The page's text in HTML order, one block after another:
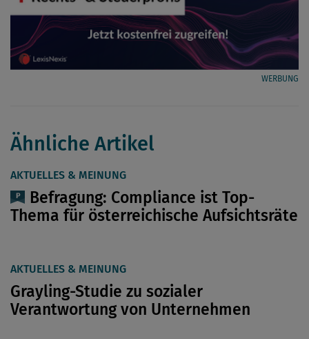
WERBUNG
Ähnliche Artikel
AKTUELLES & MEINUNG
Befragung: Compliance ist Top-
Thema für österreichische Aufsichtsräte
AKTUELLES & MEINUNG
Grayling-Studie zu sozialer
Verantwortung von Unternehmen